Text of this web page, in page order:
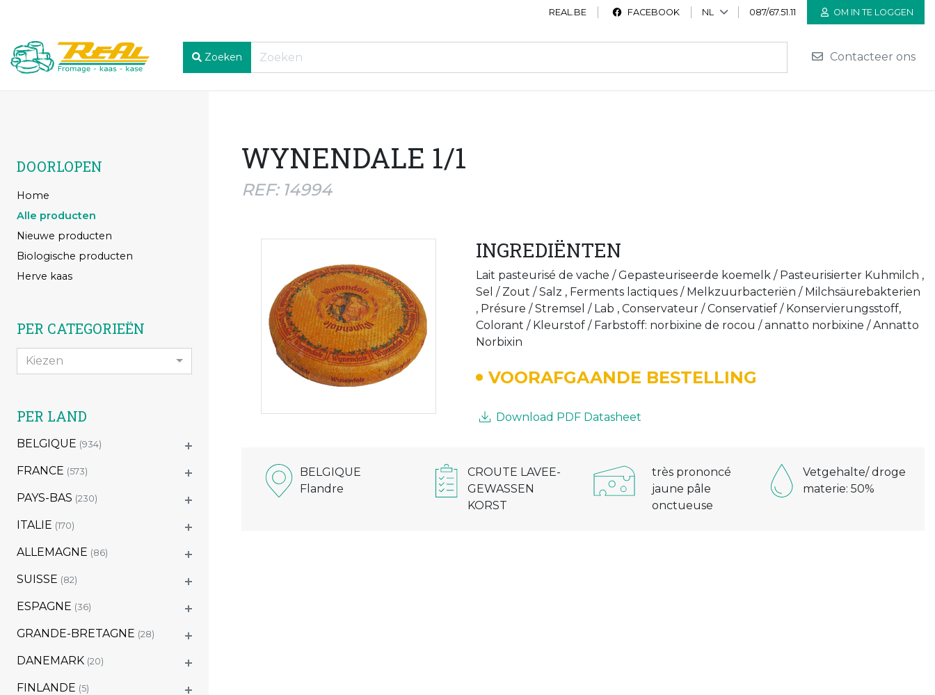
REAL.BE FACEBOOK NL 087/67.51.11 OM IN TE LOGGEN
Zoeken Contacteer ons
DOORLOPEN
Home
Alle producten
Nieuwe producten
Biologische producten
Herve kaas
PER CATEGORIEËN
Kiezen
PER LAND
BELGIQUE (934)
FRANCE (573)
PAYS-BAS (230)
ITALIE (170)
ALLEMAGNE (86)
SUISSE (82)
ESPAGNE (36)
GRANDE-BRETAGNE (28)
DANEMARK (20)
FINLANDE (5)
WYNENDALE 1/1
REF: 14994
INGREDIËNTEN
Lait pasteurisé de vache / Gepasteuriseerde koemelk / Pasteurisierter Kuhmilch ,
Sel / Zout / Salz , Ferments lactiques / Melkzuurbacteriën / Milchsäurebakterien
, Présure / Stremsel / Lab , Conservateur / Conservatief / Konservierungsstoff,
Colorant / Kleurstof / Farbstoff: norbixine de rocou / annatto norbixine / Annatto
Norbixin
VOORAFGAANDE BESTELLING
Download PDF Datasheet
BELGIQUE
Flandre
CROUTE LAVEE-
GEWASSEN
KORST
très prononcé
jaune pâle
onctueuse
Vetgehalte/ droge
materie: 50%